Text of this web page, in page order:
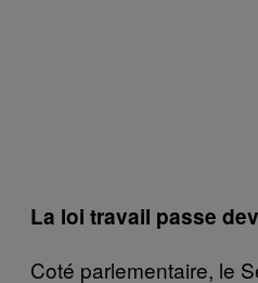
La loi travail passe
Coté parlementaire, le